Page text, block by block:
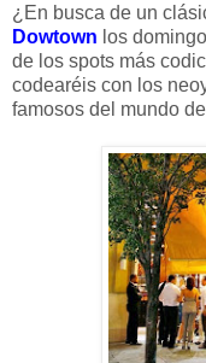
¿En busca de un
Dowtown los
de los spots más
codearéis con los
famosos del mundo